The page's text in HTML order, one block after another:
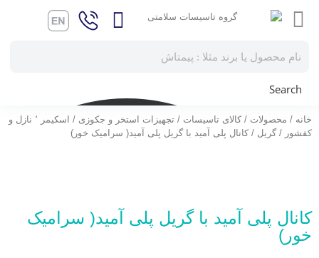
Search
خانه / محصولات / کالای تاسیسات / تجهیزات استخر و جکوزی /
اسکیمر ٬ نازل و
کفشور / گریل / کانال پلی آمید با گریل پلی آمید( سرامیک خور)
کانال پلی آمید با گریل پلی آمید( سرامیک
خور)